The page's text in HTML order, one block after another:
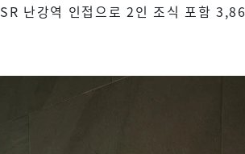
난강역 인접으로 2인 조식 포함